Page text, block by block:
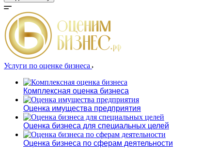
Услуги по оценке бизнеса
Комплексная оценка бизнеса
Оценка имущества предприятия
Оценка бизнеса для специальных целей
Оценка бизнеса по сферам деятельности